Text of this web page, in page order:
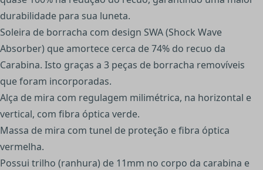
durabilidade para sua luneta.
Soleira de borracha com design SWA (Shock Wave
Absorber) que amortece cerca de 74% do recuo da
Carabina. Isto graças a 3 peças de borracha removíveis
que foram incorporadas.
Alça de mira com regulagem milimétrica, na horizontal e
vertical, com fibra óptica verde.
Massa de mira com tunel de proteção e fibra óptica
vermelha.
Possui trilho (ranhura) de 11mm no corpo da carabina e